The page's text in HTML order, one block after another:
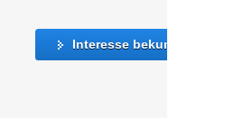
Interesse bekunden